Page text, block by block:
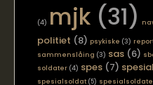
(4) mjk (31)
politiet (8) psykiske (3)
sammenslåing (3) sas (6)
soldater (4) spes (7)
spesialsoldat (5)